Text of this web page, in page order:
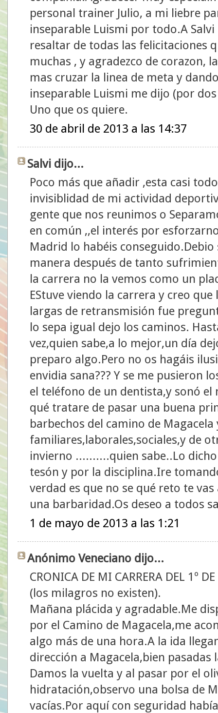
personal trainer Julio, a mi liebre
inseparable Luismi por todo.A
resaltar de todas las felicitaciones
muchas , y agradezco de corazon,
mas cruzar la linea de meta y
inseparable Luismi me dijo (por dos
Uno que os quiere.
30 de abril de 2013 a las 14:37
Salvi dijo...
Poco más que añadir ,esta casi
invisiblidad de mi actividad
gente que nos reunimos o
en común ,,el interés por
Madrid lo habéis
manera después de tanto
la carrera no la vemos como un
EStuve viendo la carrera y creo
largas de retransmisión fue
lo sepa igual dejo los caminos.
vez,quien sabe,a lo mejor,un día
preparo algo.Pero no os hagáis
envidia sana??? Y se me pusieron
el teléfono de un dentista,y sonó
qué tratare de pasar una buena
barbechos del camino de
familiares,laborales,sociales,y de
invierno ..........quien sabe..Lo
tesón y por la disciplina.Ire
verdad es que no se qué reto te
una barbaridad.Os deseo a todos
1 de mayo de 2013 a las 1:21
Anónimo Veneciano dijo...
CRONICA DE MI CARRERA DEL 1º
(los milagros no existen).
Mañana plácida y agradable.Me
por el Camino de Magacela,me
algo más de una hora.A la ida
dirección a Magacela,bien pasadas
Damos la vuelta y al pasar por el
hidratación,observo una bolsa de
vacías.Por aquí con seguridad